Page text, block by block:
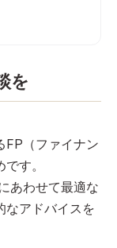
を
FP（ファイナン
す。
あわせて最適な
なアドバイスを